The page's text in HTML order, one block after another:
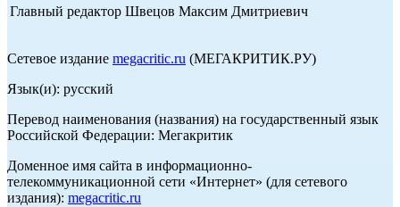
Главный редактор Швецов Максим Дмитриевич
Сетевое издание megacritic.ru (МЕГАКРИТИК.РУ)
Язык(и): русский
Перевод наименования (названия) на государственный язык
Российской Федерации: Мегакритик
Доменное имя сайта в информационно-
телекоммуникационной сети «Интернет» (для сетевого
издания): megacritic.ru